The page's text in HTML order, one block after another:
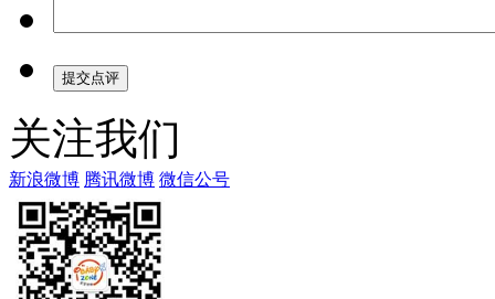
关注我们
新浪微博 腾讯微博 微信公号